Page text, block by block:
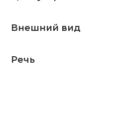
Внешний вид
Речь